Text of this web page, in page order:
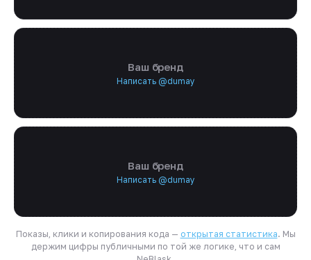
Ваш бренд
Написать @dumay
Ваш бренд
Написать @dumay
Показы, клики и копирования кода — открытая статистика. Мы
держим цифры публичными по той же логике, что и сам